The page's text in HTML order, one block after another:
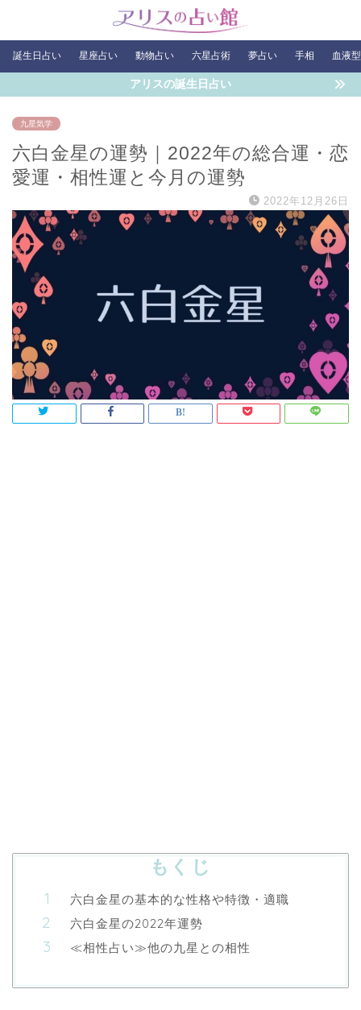
誕生日占い 星座占い 動物占い 六星占術 夢占い 手相 血液
アリスの誕生日占い
九星気学
六白金星の運勢｜2022年の総合運・恋
愛運・相性運と今月の運勢
2022年12月26日
もくじ
六白金星の基本的な性格や特徴・適職
六白金星の2022年運勢
≪相性占い≫他の九星との相性